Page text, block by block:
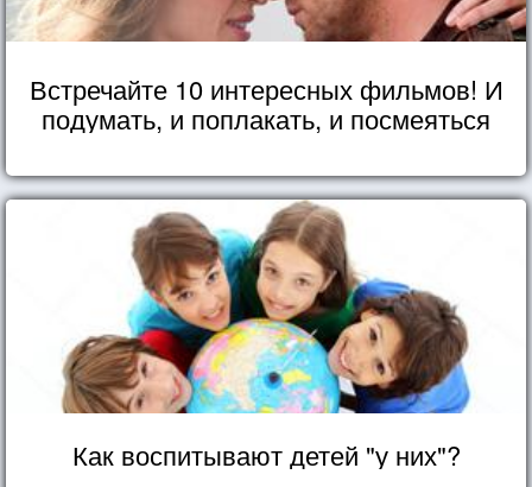
Встречайте 10 интересных фильмов! И
подумать, и поплакать, и посмеяться
Как воспитывают детей "у них"?